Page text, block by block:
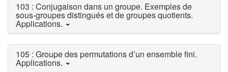
103 : Conjugaison dans un groupe. Exemples de
sous-groupes distingués et de groupes quotients.
Applications.
105 : Groupe des permutations d’un ensemble fini.
Applications.